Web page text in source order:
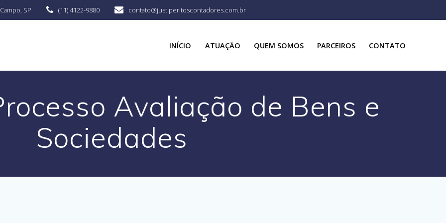
SP (11) 4122-9880 contato@justiperitoscontadores.com.br
INÍCIO ATUAÇÃO QUEM SOMOS PARCEIROS CONTATO
Avaliação de Bens e
Sociedades